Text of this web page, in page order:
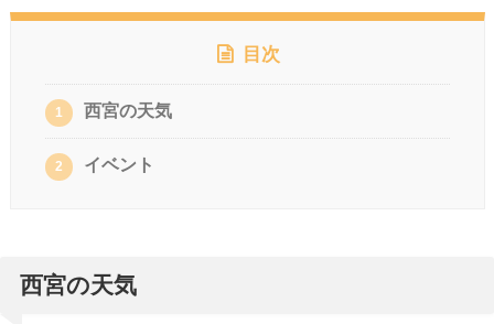
目次
1 西宮の天気
2 イベント
西宮の天気